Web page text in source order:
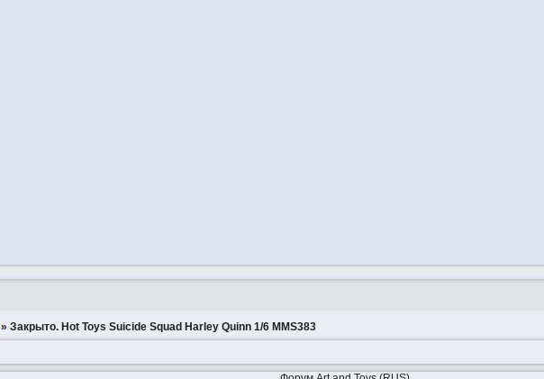
»Закрытo. Hot Toys Suicide Squad Harley Quinn 1/6 MMS383